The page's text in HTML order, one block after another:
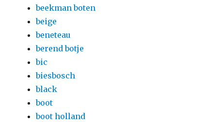
beekman boten
beige
beneteau
berend botje
bic
biesbosch
black
boot
boot holland